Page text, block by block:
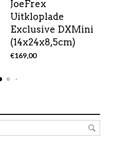
JoeFrex
Uitkloplade
Exclusive DXMini
(14x24x8,5cm)
€169,00